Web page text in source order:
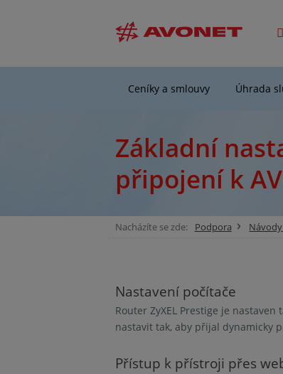
Ceníky a smlouvy Úhrada
Základní
připojení k
Nacházíte se zde: Podpora
Nastavení počítače
Router ZyXEL Prestige je
nastavit tak, aby přijal dynamicky
Přístup k přístroji přes